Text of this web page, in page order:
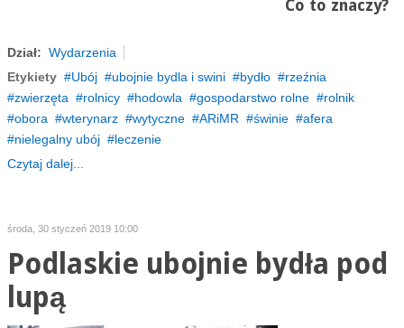
Co to znaczy?
Dział: Wydarzenia
Etykiety
Ubój ubojnie bydla i swini bydło
rzeźnia
zwierzęta
rolnicy hodowla gospodarstwo rolne
rolnik
obora
wterynarz wytyczne ARiMR świnie
afera
nielegalny ubój
leczenie
Czytaj dalej...
środa, 30 styczeń 2019 10:00
Podlaskie ubojnie bydła pod
lupą